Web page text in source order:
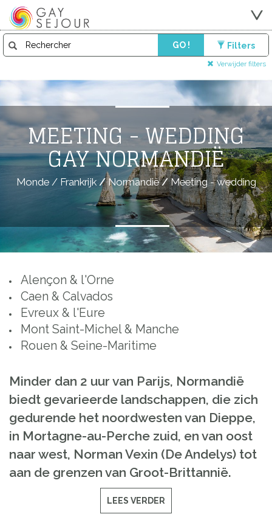
GO ! Filters
Verwijder filters
MEETING - WEDDING
GAY NORMANDIË
Monde/ Frankrijk /Normandië/Meeting - wedding
Alençon & l'Orne
Caen & Calvados
Evreux & l'Eure
Mont Saint-Michel & Manche
Rouen & Seine-Maritime
Minder dan 2 uur van Parijs, Normandië
biedt gevarieerde landschappen, die zich
gedurende het noordwesten van Dieppe,
in Mortagne-au-Perche zuid, en van oost
naar west, Norman Vexin (DeAndelys) tot
aan de grenzen van Groot-Brittannië.
LEES VERDER